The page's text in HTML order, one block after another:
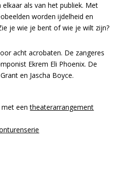
als van het publiek. Met
worden ijdelheid en
je wie je bent of wie je wilt zijn?
acht acrobaten. De zangeres
Ekrem Eli Phoenix. De
en Jascha Boyce.
met eentheaterarrangement